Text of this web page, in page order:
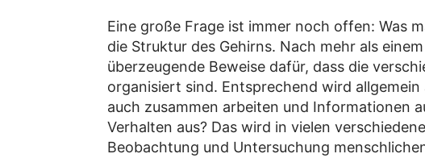
Eine große Frage ist immer noch offen: Was
die Struktur des Gehirns. Nach mehr als
überzeugende Beweise dafür, dass die
organisiert sind. Entsprechend wird
auch zusammen arbeiten und Informationen
Verhalten aus? Das wird in vielen
Beobachtung und Untersuchung